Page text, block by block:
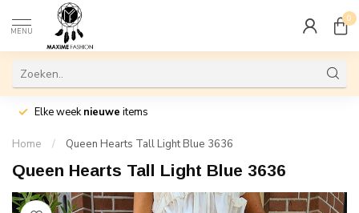
MENU
0
Elke weeknieuwe items
Home / Queen Hearts Tall Light Blue 3636
Queen Hearts Tall Light Blue 3636